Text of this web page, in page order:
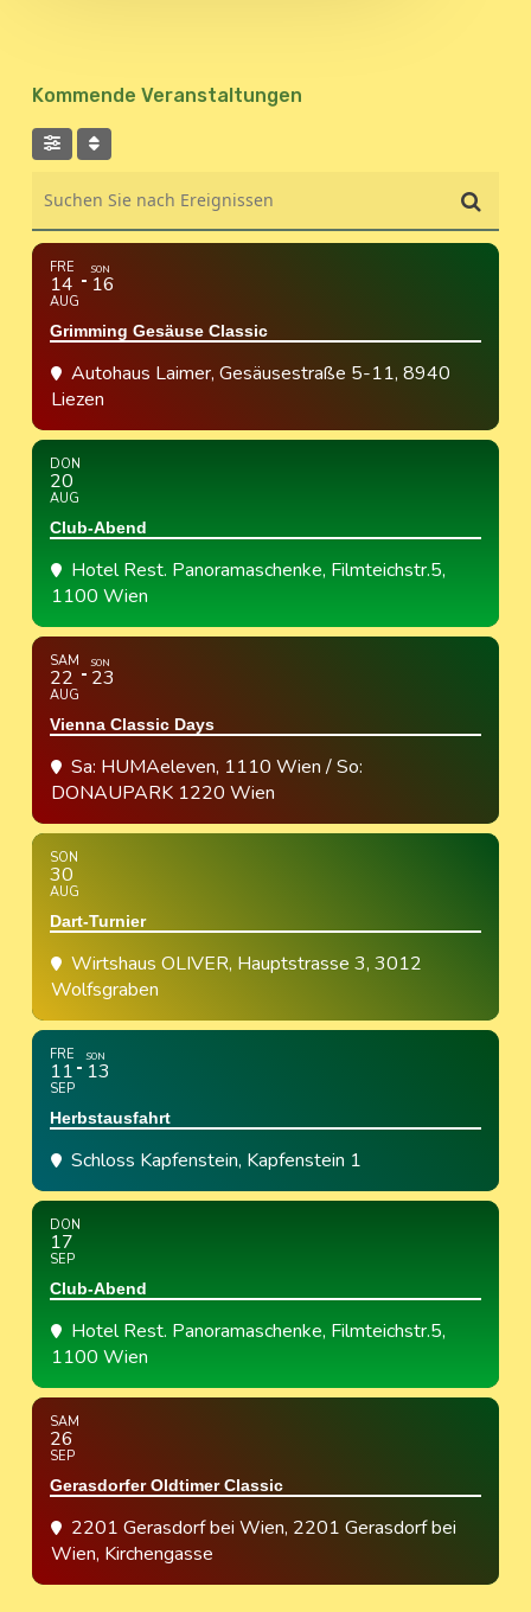
Kommende Veranstaltungen
FRE
14
AUG
SON
16
Grimming Gesäuse Classic
Autohaus Laimer, Gesäusestraße 5-11, 8940
Liezen
DON
20
AUG
Club-Abend
Hotel Rest. Panoramaschenke, Filmteichstr.5,
1100 Wien
SAM
22
AUG
SON
23
Vienna Classic Days
Sa: HUMAeleven, 1110 Wien / So:
DONAUPARK 1220 Wien
SON
30
AUG
Dart-Turnier
Wirtshaus OLIVER, Hauptstrasse 3, 3012
Wolfsgraben
FRE
11
SEP
SON
13
Herbstausfahrt
Schloss Kapfenstein, Kapfenstein 1
DON
17
SEP
Club-Abend
Hotel Rest. Panoramaschenke, Filmteichstr.5,
1100 Wien
SAM
26
SEP
Gerasdorfer Oldtimer Classic
2201 Gerasdorf bei Wien, 2201 Gerasdorf bei
Wien, Kirchengasse